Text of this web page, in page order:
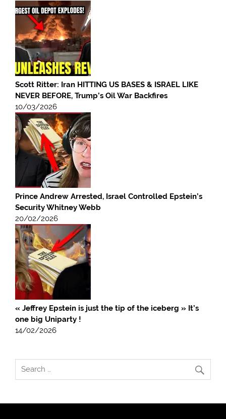
Scott Ritter: Iran HITTING US BASES & ISRAEL LIKE
NEVER BEFORE, Trump’s Oil War Backfires
10/03/2026
Prince Andrew Arrested, Israel Controlled Epstein’s
Security Whitney Webb
20/02/2026
« Jeffrey Epstein is just the tip of the iceberg » It’s
one big Uniparty !
14/02/2026